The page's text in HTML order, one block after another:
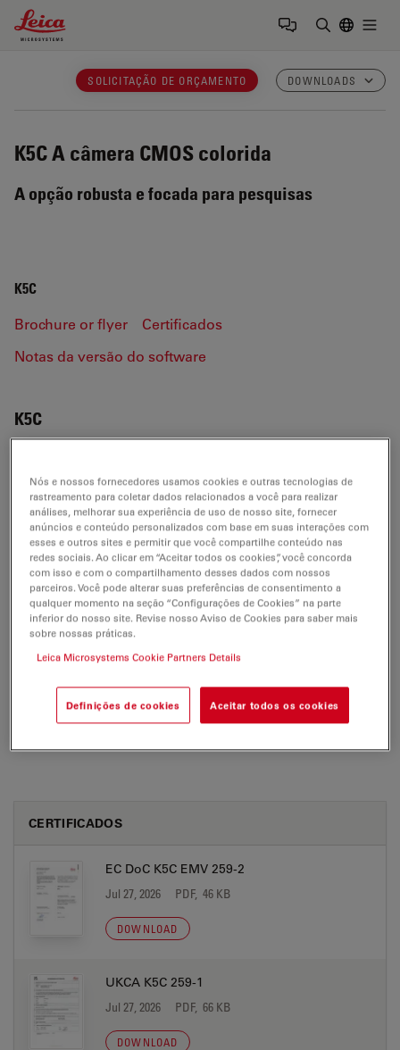
Leica Microsystems Logo
SOLICITAÇÃO DE ORÇAMENTO DOWNLOADS
K5CA câmera CMOS colorida
A opção robusta e focada para pesquisas
K5C
Brochure or flyer
Certificados
Notas da versão do software
K5C
BROCHURE OR FLYER
K5C Flyer CN
Jul 27, 2026 PDF, 2 MB
DOWNLOAD
K5C Flyer EN
DOWNLOAD
CERTIFICADOS
EC DoC K5C EMV 259-2
Jul 27, 2026 PDF, 46 KB
DOWNLOAD
UKCA K5C 259-1
Jul 27, 2026 PDF, 66 KB
DOWNLOAD
Nós e nossos fornecedores usamos cookies e outras tecnologias de
rastreamento para coletar dados relacionados a você para realizar
análises, melhorar sua experiência de uso de nosso site, fornecer
anúncios e conteúdo personalizados com base em suas interações com
esses e outros sites e permitir que você compartilhe conteúdo nas
redes sociais. Ao clicar em “Aceitar todos os cookies”, você concorda
com isso e com o compartilhamento desses dados com nossos
parceiros. Você pode alterar suas preferências de consentimento a
qualquer momento na seção “Configurações de Cookies” na parte
inferior do nosso site. Revise nosso Aviso de Cookies para saber mais
sobre nossas práticas.
Leica Microsystems Cookie Partners Details
Definições de cookies Aceitar todos os cookies